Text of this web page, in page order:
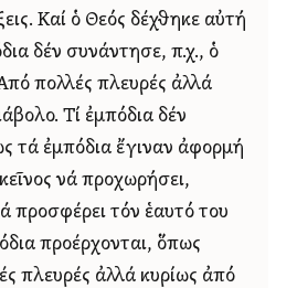
Καί ὁ Θεός δέχθηκε αὐτή
δέν συνάντησε, π.χ., ὁ
πολλές πλευρές ἀλλά
Τί ἐμπόδια δέν
τά ἐμπόδια ἔγιναν ἀφορμή
νά προχωρήσει,
προσφέρει τόν ἑαυτό του
προέρχονται, ὅπως
πλευρές ἀλλά κυρίως ἀπό